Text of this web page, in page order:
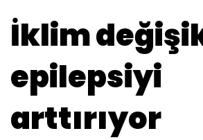
İklim
epilepsiyi
arttırıyor